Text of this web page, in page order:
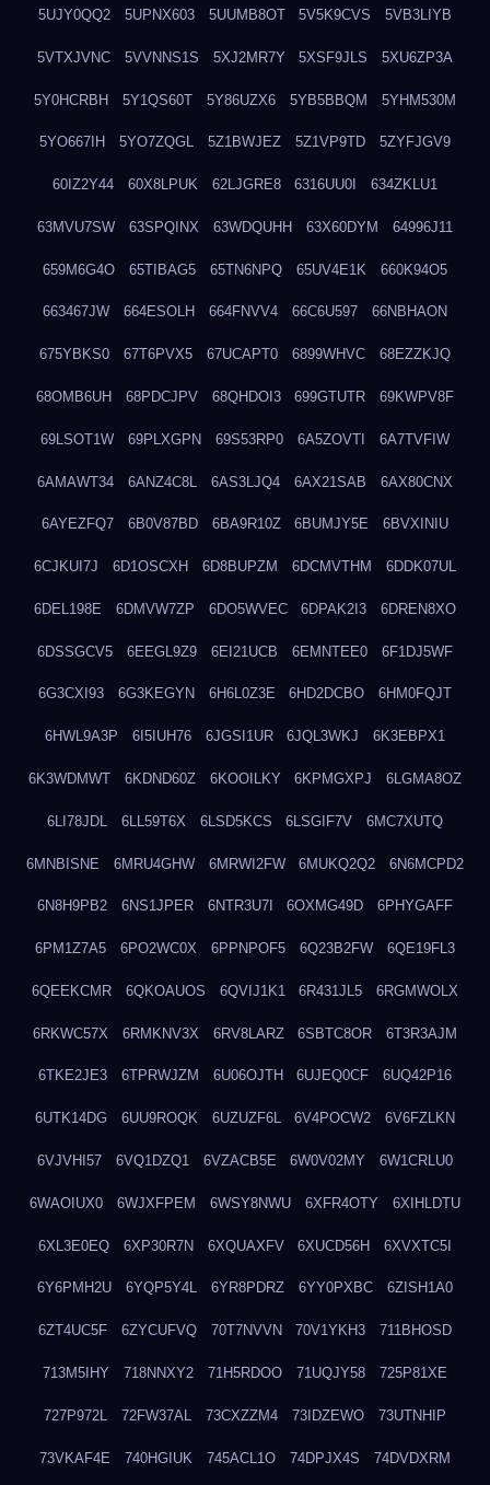
5UJY0QQ2 5UPNX603 5UUMB8OT 5V5K9CVS 5VB3LIYB
5VTXJVNC 5VVNNS1S 5XJ2MR7Y 5XSF9JLS 5XU6ZP3A
5Y0HCRBH 5Y1QS60T 5Y86UZX6 5YB5BBQM 5YHM530M
5YO667IH 5YO7ZQGL 5Z1BWJEZ 5Z1VP9TD 5ZYFJGV9
60IZ2Y44 60X8LPUK 62LJGRE8 6316UU0I 634ZKLU1
63MVU7SW 63SPQINX 63WDQUHH 63X60DYM 64996J11
659M6G4O 65TIBAG5 65TN6NPQ 65UV4E1K 660K94O5
663467JW 664ESOLH 664FNVV4 66C6U597 66NBHAON
675YBKS0 67T6PVX5 67UCAPT0 6899WHVC 68EZZKJQ
68OMB6UH 68PDCJPV 68QHDOI3 699GTUTR 69KWPV8F
69LSOT1W 69PLXGPN 69S53RP0 6A5ZOVTI 6A7TVFIW
6AMAWT34 6ANZ4C8L 6AS3LJQ4 6AX21SAB 6AX80CNX
6AYEZFQ7 6B0V87BD 6BA9R10Z 6BUMJY5E 6BVXINIU
6CJKUI7J 6D1OSCXH 6D8BUPZM 6DCMVTHM 6DDK07UL
6DEL198E 6DMVW7ZP 6DO5WVEC 6DPAK2I3 6DREN8XO
6DSSGCV5 6EEGL9Z9 6EI21UCB 6EMNTEE0 6F1DJ5WF
6G3CXI93 6G3KEGYN 6H6L0Z3E 6HD2DCBO 6HM0FQJT
6HWL9A3P 6I5IUH76 6JGSI1UR 6JQL3WKJ 6K3EBPX1
6K3WDMWT 6KDND60Z 6KOOILKY 6KPMGXPJ 6LGMA8OZ
6LI78JDL 6LL59T6X 6LSD5KCS 6LSGIF7V 6MC7XUTQ
6MNBISNE 6MRU4GHW 6MRWI2FW 6MUKQ2Q2 6N6MCPD2
6N8H9PB2 6NS1JPER 6NTR3U7I 6OXMG49D 6PHYGAFF
6PM1Z7A5 6PO2WC0X 6PPNPOF5 6Q23B2FW 6QE19FL3
6QEEKCMR 6QKOAUOS 6QVIJ1K1 6R431JL5 6RGMWOLX
6RKWC57X 6RMKNV3X 6RV8LARZ 6SBTC8OR 6T3R3AJM
6TKE2JE3 6TPRWJZM 6U06OJTH 6UJEQ0CF 6UQ42P16
6UTK14DG 6UU9ROQK 6UZUZF6L 6V4POCW2 6V6FZLKN
6VJVHI57 6VQ1DZQ1 6VZACB5E 6W0V02MY 6W1CRLU0
6WAOIUX0 6WJXFPEM 6WSY8NWU 6XFR4OTY 6XIHLDTU
6XL3E0EQ 6XP30R7N 6XQUAXFV 6XUCD56H 6XVXTC5I
6Y6PMH2U 6YQP5Y4L 6YR8PDRZ 6YY0PXBC 6ZISH1A0
6ZT4UC5F 6ZYCUFVQ 70T7NVVN 70V1YKH3 711BHOSD
713M5IHY 718NNXY2 71H5RDOO 71UQJY58 725P81XE
727P972L 72FW37AL 73CXZZM4 73IDZEWO 73UTNHIP
73VKAF4E 740HGIUK 745ACL1O 74DPJX4S 74DVDXRM